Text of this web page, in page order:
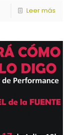
Leer más